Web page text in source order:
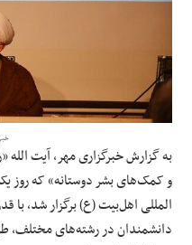
حوادث
علوم و فن آوری
فرهنگی و هنری
مقالات
به گزارش خبرگزاری مهر، آیت
و کمک‌های بشر دوستانه» که روز یکشنبه ۲۷ تیرماه ۱۴۰۰ در
المللیاهل‌بیت (ع) برگزار شد، با
دانشمندان در رشته‌های مختلف،